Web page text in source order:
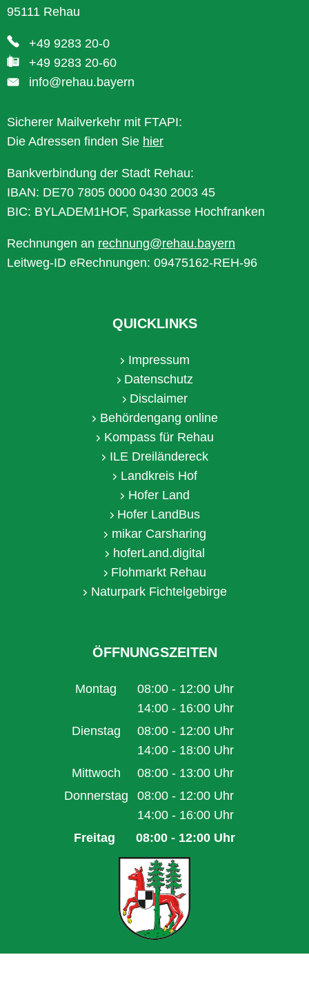
95111 Rehau
+49 9283 20-0
+49 9283 20-60
info@rehau.bayern
Sicherer Mailverkehr mit FTAPI:
Die Adressen finden Sie hier
Bankverbindung der Stadt Rehau:
IBAN: DE70 7805 0000 0430 2003 45
BIC: BYLADEM1HOF, Sparkasse Hochfranken
Rechnungen an rechnung@rehau.bayern
Leitweg-ID eRechnungen: 09475162-REH-96
QUICKLINKS
Impressum
Datenschutz
Disclaimer
Behördengang online
Kompass für Rehau
ILE Dreiländereck
Landkreis Hof
Hofer Land
Hofer LandBus
mikar Carsharing
hoferLand.digital
Flohmarkt Rehau
Naturpark Fichtelgebirge
ÖFFNUNGSZEITEN
Montag 08:00 - 12:00 Uhr
Von 08:00 bis 12:00 Uhr
14:00 - 16:00 Uhr
Von 14:00 bis 16:00 Uhr
Dienstag 08:00 - 12:00 Uhr
Von 08:00 bis 12:00 Uhr
14:00 - 18:00 Uhr
Von 14:00 bis 18:00 Uhr
Mittwoch 08:00 - 13:00 Uhr
Von 08:00 bis 13:00 Uhr
Donnerstag 08:00 - 12:00 Uhr
Von 08:00 bis 12:00 Uhr
14:00 - 16:00 Uhr
Von 14:00 bis 16:00 Uhr
Freitag 08:00 - 12:00 Uhr
Von 08:00 bis 12:00 Uhr